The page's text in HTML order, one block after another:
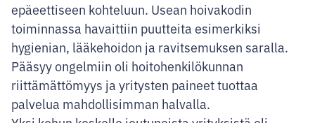
epäeettiseen kohteluun. Usean hoivakodin
toiminnassa havaittiin puutteita esimerkiksi
hygienian, lääkehoidon ja ravitsemuksen saralla.
Pääsyy ongelmiin oli hoitohenkilökunnan
riittämättömyys ja yritysten paineet tuottaa
palvelua mahdollisimman halvalla.